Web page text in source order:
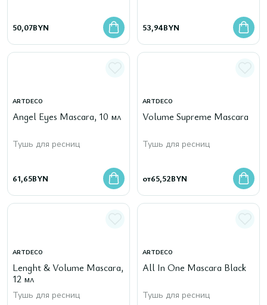
50,07BYN 53,94BYN
ARTDECO
Angel Eyes Mascara, 10 мл
Тушь для ресниц
61,65BYN
ARTDECO
Volume Supreme Mascara
Тушь для ресниц
от65,52BYN
ARTDECO
Lenght & Volume Mascara,
12 мл
Тушь для ресниц
ARTDECO
All In One Mascara Black
Тушь для ресниц